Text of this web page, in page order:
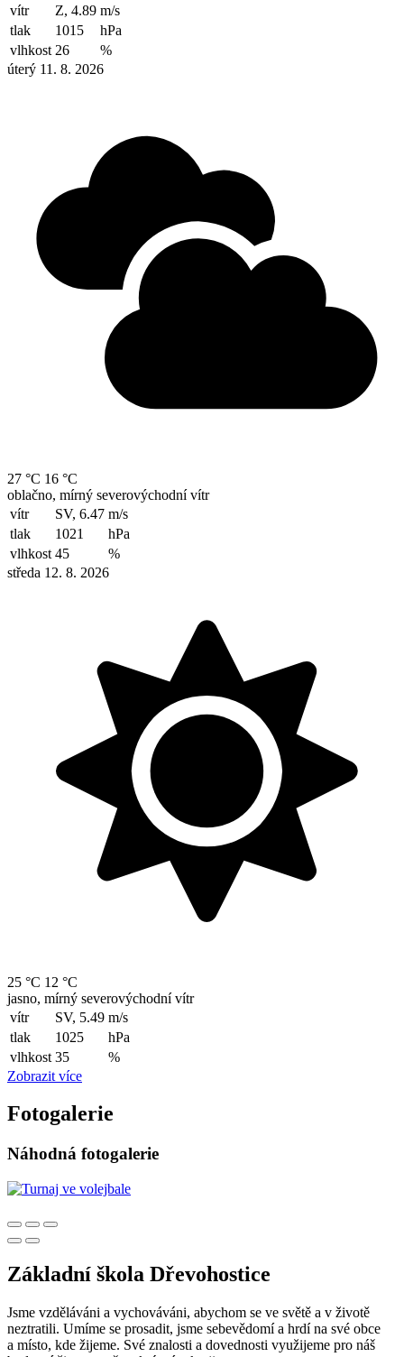
vítr
Z, 4.89 m/s
tlak
1015
hPa
vlhkost 26
%
úterý 11. 8. 2026
27 °C 16 °C
oblačno, mírný severovýchodní vítr
vítr
SV, 6.47 m/s
tlak
1021
hPa
vlhkost 45
%
středa 12. 8. 2026
25 °C 12 °C
jasno, mírný severovýchodní vítr
vítr
SV, 5.49 m/s
tlak
1025
hPa
vlhkost 35
%
Zobrazit více
Fotogalerie
Náhodná fotogalerie
Základní škola Dřevohostice
Jsme vzděláváni a vychováváni, abychom se ve světě a v životě
neztratili. Umíme se prosadit, jsme sebevědomí a hrdí na své obce
a místo, kde žijeme. Své znalosti a dovednosti využijeme pro náš